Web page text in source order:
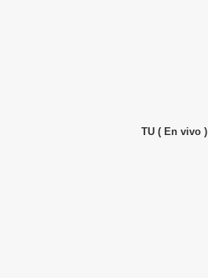
TU ( En vivo )